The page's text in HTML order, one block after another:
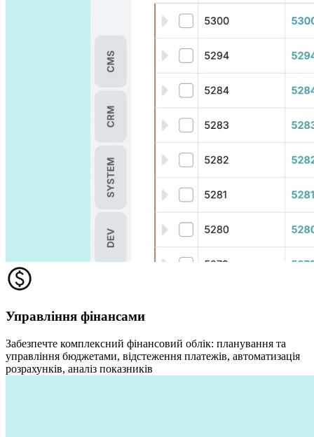
Управління фінансами
Забезпечте комплексний фінансовий облік: планування та
управління бюджетами, відстеження платежів, автоматизація
розрахунків, аналіз показників